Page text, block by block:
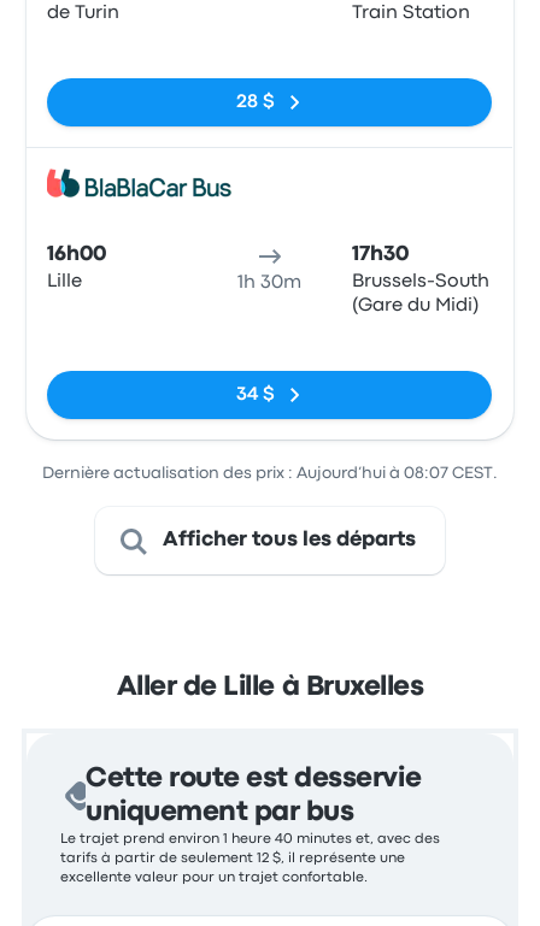
de Turin
Train Station
28 $
16h00
Lille 1h 30m
17h30
Brussels-South
(Gare du Midi)
34 $
Dernière actualisation des prix : Aujourd’hui à 08:07 CEST.
Afficher tous les départs
Aller de Lille à Bruxelles
Cette route est desservie
uniquement par bus
Le trajet prend environ 1 heure 40 minutes et, avec des
tarifs à partir de seulement 12 $, il représente une
excellente valeur pour un trajet confortable.